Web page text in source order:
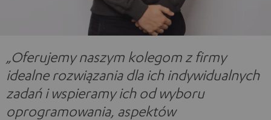
„Oferujemy naszym kolegom z firmy
idealne rozwiązania dla ich indywidualnych
zadań i wspieramy ich od wyboru
oprogramowania, aspektów